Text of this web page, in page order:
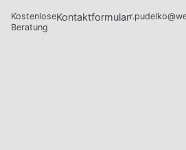
Kostenlose
Beratung
Kontaktformular